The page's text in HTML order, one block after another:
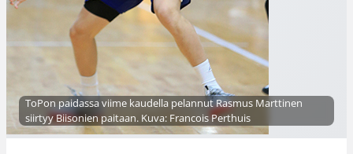
ToPon paidassa viime kaudella pelannut Rasmus Marttinen
siirtyy Biisonien paitaan. Kuva: Francois Perthuis